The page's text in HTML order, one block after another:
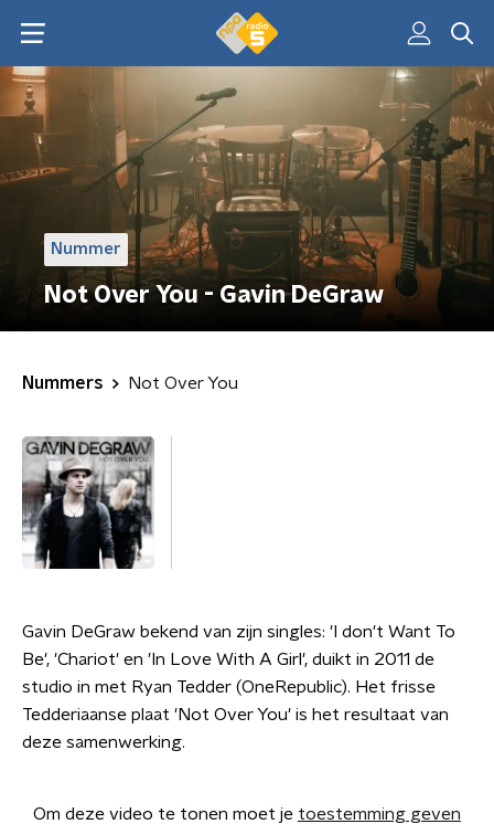
Nummer
Not Over You - Gavin DeGraw
Nummers Not Over You
Gavin DeGraw bekend van zijn singles: 'I don't Want To
Be', 'Chariot' en 'In Love With A Girl', duikt in 2011 de
studio in met Ryan Tedder (OneRepublic). Het frisse
Tedderiaanse plaat 'Not Over You' is het resultaat van
deze samenwerking.
Om deze video te tonen moet je toestemming geven